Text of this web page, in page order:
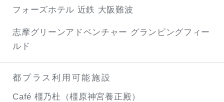
フォーズホテル 近鉄 大阪難波
志摩グリーンアドベンチャー グランピングフィー
ルド
都プラス利用可能施設
Café 橿乃杜（橿原神宮養正殿）